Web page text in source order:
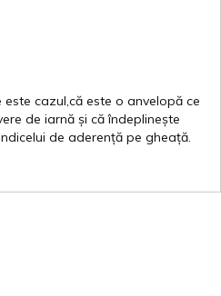
este cazul,că este o anvelopă ce
de iarnă și că îndeplinește
de aderență pe gheață.